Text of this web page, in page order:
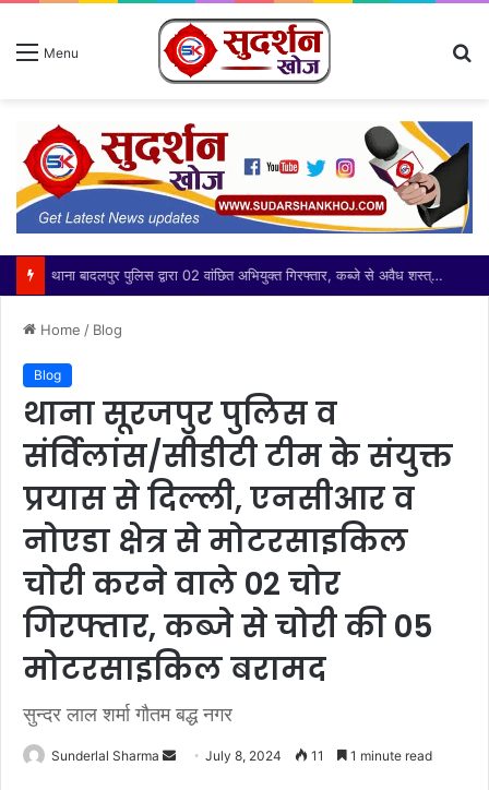
Menu
थाना बादलपुर पुलिस द्वारा 02 वांछित अभियुक्त गिरफ्तार, कब्जे से अवैध शस्त्र बरामद
Home / Blog
Blog
थाना सूरजपुर पुलिस व
संर्विलांस/सीडीटी टीम के संयुक्त
प्रयास से दिल्ली, एनसीआर व
नोएडा क्षेत्र से मोटरसाइकिल
चोरी करने वाले 02 चोर
गिरफ्तार, कब्जे से चोरी की 05
मोटरसाइकिल बरामद
सुन्दर लाल शर्मा गौतम बद्ध नगर
Sunderlal Sharma
SendJuly 8, 2024 11 1 minute read